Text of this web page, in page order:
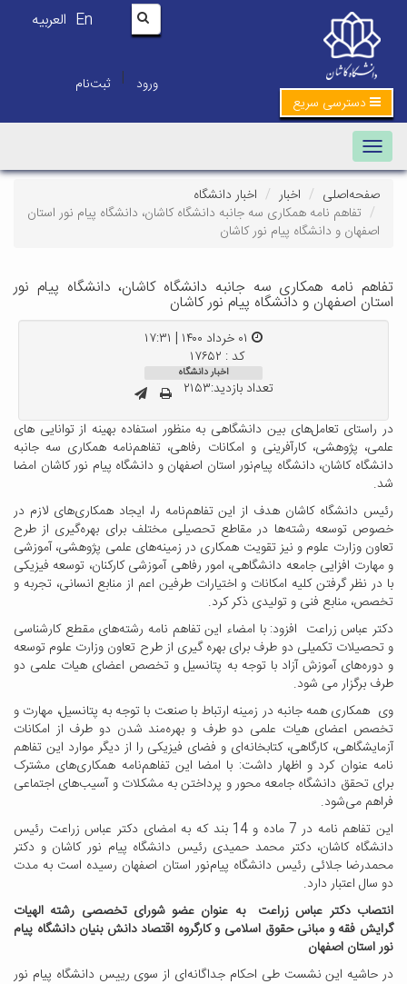
En العربیه
ورود | ثبت‌نام
دسترسی سریع
Toggle navigation
صفحه‌اصلی اخبار
اخبار دانشگاه
تفاهم نامه همکاری سه جانبه دانشگاه کاشان، دانشگاه پیام نور استان
اصفهان و دانشگاه پیام نور کاشان
تفاهم نامه همکاری سه جانبه دانشگاه کاشان، دانشگاه پیام نور
استان اصفهان و دانشگاه پیام نور کاشان
کد : ۱۷۶۵۲
اخبار دانشگاه
تعداد بازدید:۲۱۵۳
در راستای تعامل‌های بین دانشگاهی به منظور استفاده بهینه از توانایی های
علمی، پژوهشی، کارآفرینی و امکانات رفاهی، تفاهم‌نامه همکاری سه جانبه
دانشگاه کاشان، دانشگاه پیام‌نور استان اصفهان و دانشگاه پیام نور کاشان امضا
شد.
رئیس دانشگاه کاشان هدف از این تفاهم‌نامه را، ایجاد همکاری‌های لازم در
خصوص توسعه رشته‌ها در مقاطع تحصیلی مختلف برای بهره‌گیری از طرح
تعاون وزارت علوم و نیز تقویت همکاری در زمینه‌های علمی پژوهشی، آموزشی
و مهارت افزایی جامعه دانشگاهی، امور رفاهی آموزشی کارکنان، توسعه فیزیکی
با در نظر گرفتن کلیه امکانات و اختیارات طرفین اعم از منابع انسانی، تجربه و
تخصص، منابع فنی و تولیدی ذکر کرد.
دکتر عباس زراعت افزود: با امضاء این تفاهم نامه رشته‌های مقطع کارشناسی
و تحصیلات تکمیلی دو طرف برای بهره گیری از طرح تعاون وزارت علوم توسعه
و دوره‌های آموزش آزاد با توجه به پتانسیل و تخصص اعضای هیات علمی دو
طرف برگزار می شود.
وی همکاری همه جانبه در زمینه ارتباط با صنعت با توجه به پتانسیل، مهارت و
تخصص اعضای هیات علمی دو طرف و بهره‌مند شدن دو طرف از امکانات
آزمایشگاهی، کارگاهی، کتابخانه‌ای و فضای فیزیکی را از دیگر موارد این تفاهم
نامه عنوان کرد و اظهار داشت: با امضا این تفاهم‌نامه همکاری‌های مشترک
برای تحقق دانشگاه جامعه محور و پرداختن به مشکلات و آسیب‌های اجتماعی
فراهم می‌شود.
این تفاهم نامه در 7 ماده و 14 بند که به امضای دکتر عباس زراعت رئیس
دانشگاه کاشان، دکتر محمد حمیدی رئیس دانشگاه پیام نور کاشان و دکتر
محمدرضا جلائی رئیس دانشگاه پیام‌نور استان اصفهان رسیده است به مدت
دو سال اعتبار دارد.
انتصاب دکتر عباس زراعت به عنوان عضو شورای تخصصی رشته الهیات
گرایش فقه و مبانی حقوق اسلامی و کارگروه اقتصاد دانش بنیان دانشگاه پیام
نور استان اصفهان
در حاشیه این نشست طی احکام جداگانه‌ای از سوی رییس دانشگاه پیام نور